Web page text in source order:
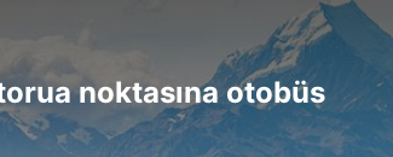
noktasına otobüs